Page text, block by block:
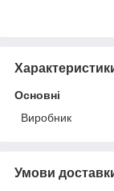
Основні
Виробник
Умови